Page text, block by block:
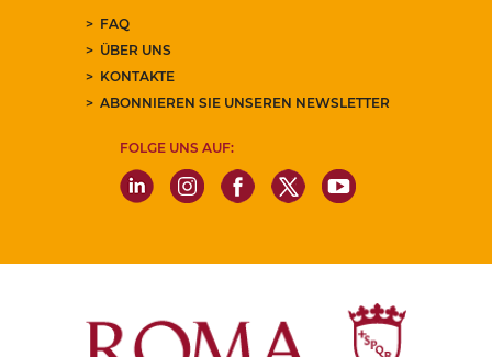
FAQ
ÜBER UNS
KONTAKTE
ABONNIEREN SIE UNSEREN NEWSLETTER
FOLGE UNS AUF: